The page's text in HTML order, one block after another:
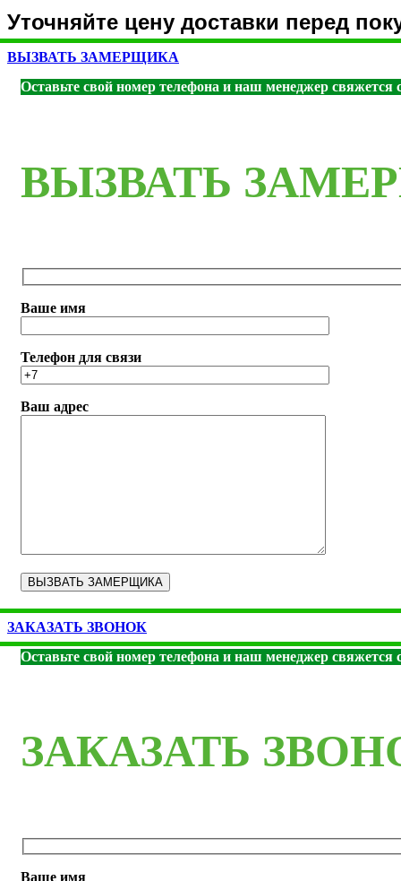
Уточняйте цену доставки перед
ВЫЗВАТЬ ЗАМЕРЩИКА
Оставьте свой номер телефона и наш менеджер свяжется
ВЫЗВАТЬ
Ваше имя
Телефон для связи
Ваш адрес
ЗАКАЗАТЬ ЗВОНОК
Оставьте свой номер телефона и наш менеджер свяжется
ЗАКАЗАТЬ
Ваше имя